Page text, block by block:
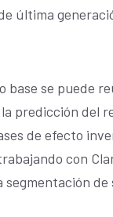
última
base se puede
predicción del
de efecto
con